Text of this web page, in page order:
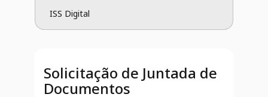
ISS Digital
Solicitação de Juntada de
Documentos